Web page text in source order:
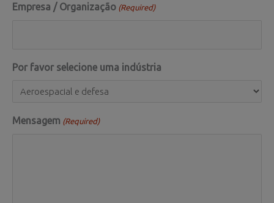
Empresa / Organização (Required)
Por favor selecione uma indústria
Mensagem (Required)